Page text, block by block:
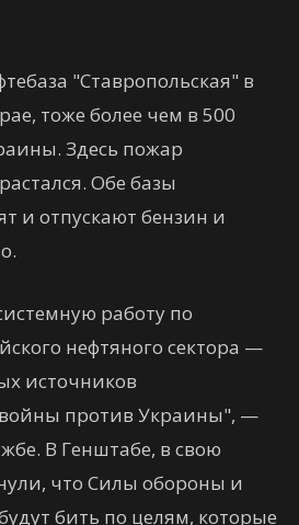
"Ставропольская" в
тоже более чем в 500
Здесь пожар
Обе базы
и отпускают бензин и
работу по
нефтяного сектора —
источников
против Украины", —
В Генштабе, в свою
что Силы обороны и
бить по целям, которые